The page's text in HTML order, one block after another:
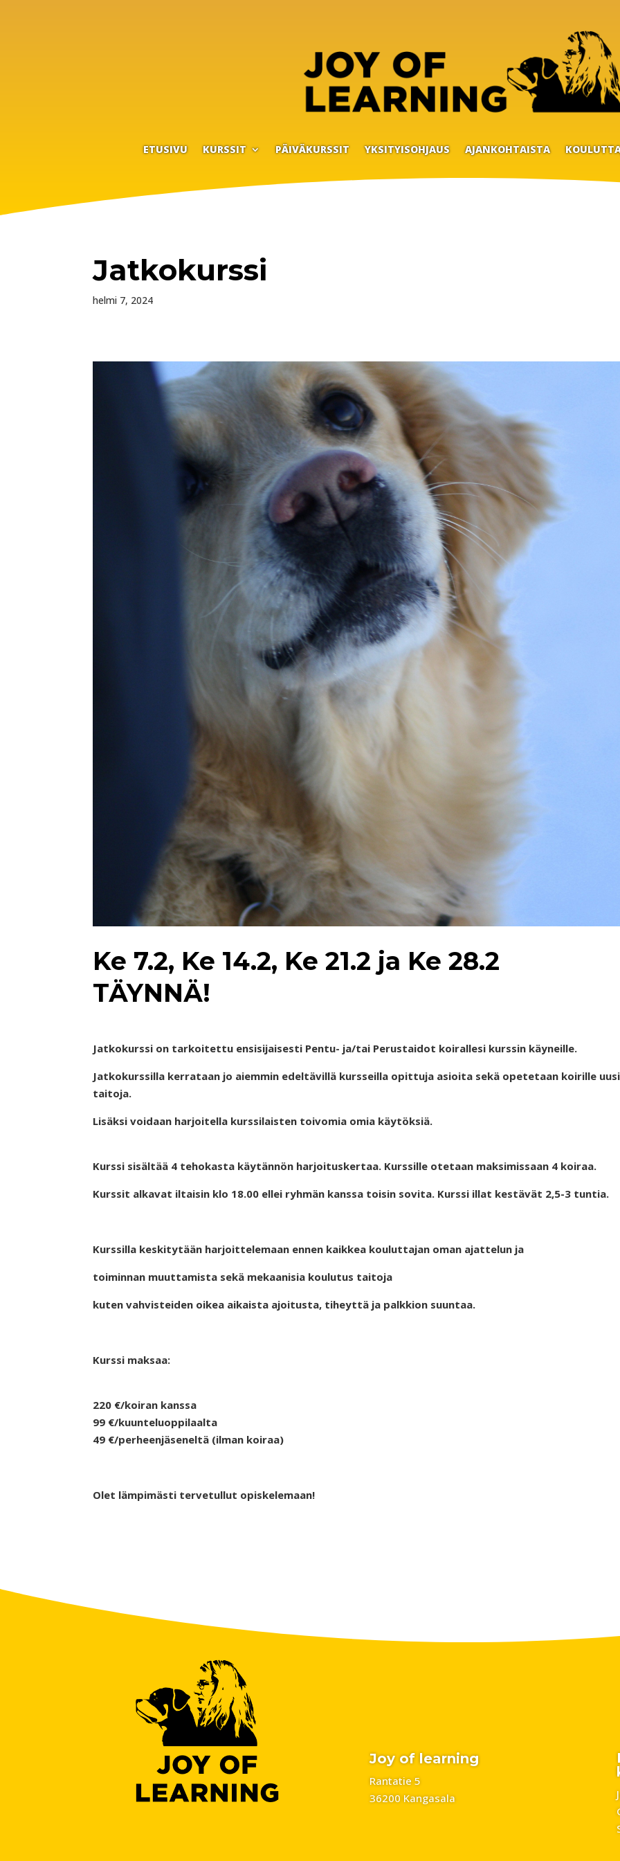
ETUSIVU KURSSIT PÄIVÄKURSSIT YKSITYISOHJAUS AJANKOHTAISTA
Jatkokurssi
helmi 7, 2024
Ke 7.2, Ke 14.2, Ke 21.2 ja Ke 28.2
TÄYNNÄ!
Jatkokurssi on tarkoitettu ensisijaisesti Pentu- ja/tai Perustaidot koirallesi kurssin käyneille.
Jatkokurssilla kerrataan jo aiemmin edeltävillä kursseilla opittuja asioita sekä opetetaan koirille
taitoja.
Lisäksi voidaan harjoitella kurssilaisten toivomia omia käytöksiä.
Kurssi sisältää 4 tehokasta käytännön harjoituskertaa. Kurssille otetaan maksimissaan 4 koiraa.
Kurssit alkavat iltaisin klo 18.00 ellei ryhmän kanssa toisin sovita. Kurssi illat kestävät 2,5-3 tuntia.
Kurssilla keskitytään harjoittelemaan ennen kaikkea kouluttajan oman ajattelun ja
toiminnan muuttamista sekä mekaanisia koulutus taitoja
kuten vahvisteiden oikea aikaista ajoitusta, tiheyttä ja palkkion suuntaa.
Kurssi maksaa:
220 €/koiran kanssa
99 €/kuunteluoppilaalta
49 €/perheenjäseneltä (ilman koiraa)
Olet lämpimästi tervetullut opiskelemaan!
Joy of learning
Rantatie 5
36200 Kangasala